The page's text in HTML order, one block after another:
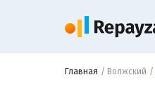
Главная Волжский